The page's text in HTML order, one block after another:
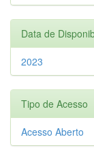
Data de
2023
Tipo de Acesso
Acesso Aberto